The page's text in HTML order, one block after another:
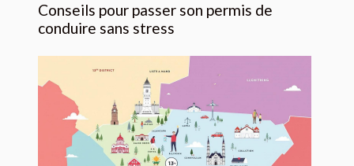
Conseils pour passer son permis de
conduire sans stress